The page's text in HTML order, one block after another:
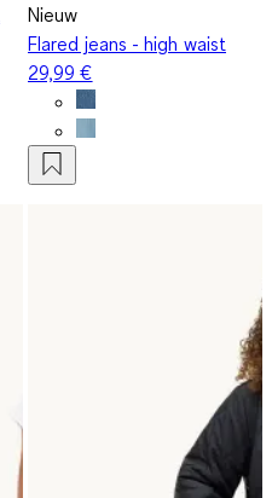
Nieuw
Flared jeans - high waist
29,99 €